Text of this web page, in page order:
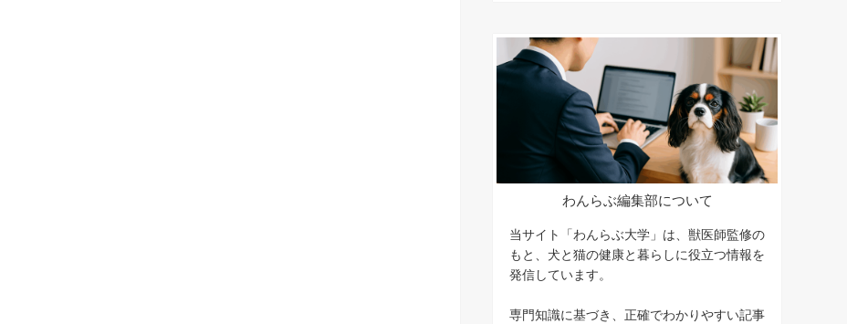
わんらぶ編集部について
当サイト「わんらぶ大学」は、獣医師監修の
もと、犬と猫の健康と暮らしに役立つ情報を
発信しています。
専門知識に基づき、正確でわかりやすい記事